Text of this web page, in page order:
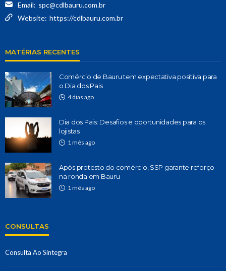
Email: spc@cdlbauru.com.br
Website: https://cdlbauru.com.br
MATÉRIAS RECENTES
Comércio de Bauru tem expectativa positiva para
o Dia dos Pais
4 dias ago
Dia dos Pais: Desafios e oportunidades para os
lojistas
1 mês ago
Após protesto do comércio, SSP garante reforço
na ronda em Bauru
1 mês ago
CONSULTAS
Consulta Ao Sintegra